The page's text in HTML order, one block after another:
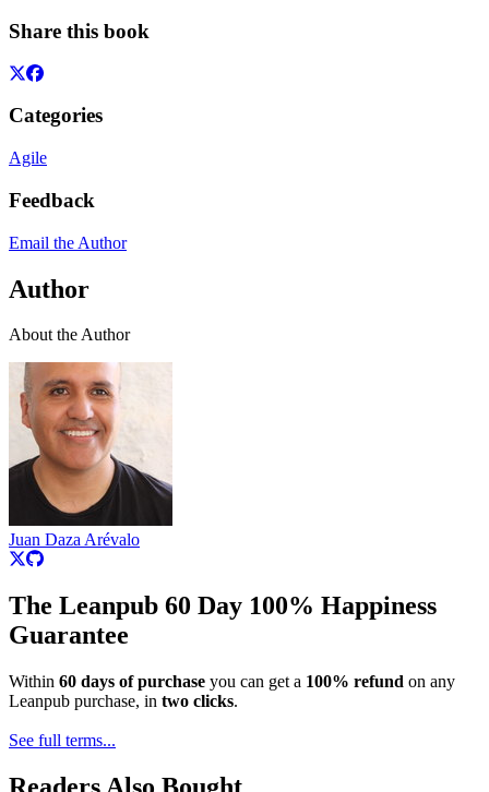
Share this book
Categories
Agile
Feedback
Email the Author
Author
About the Author
Juan Daza Arévalo
The Leanpub 60 Day 100% Happiness
Guarantee
Within 60 days of purchase you can get a 100% refund on any
Leanpub purchase, in two clicks.
See full terms...